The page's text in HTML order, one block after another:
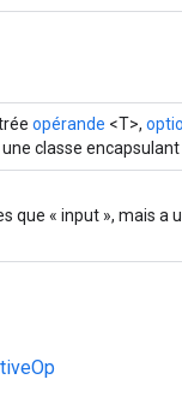
opérande <T>,
classe
que « input », mais a